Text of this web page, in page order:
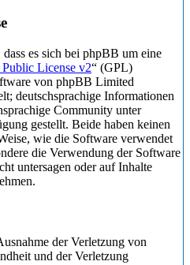
es sich bei phpBB um eine
License v2“ (GPL)
von phpBB Limited
deutschsprachige Informationen
Community unter
gestellt. Beide haben keinen
wie die Software verwendet
die Verwendung der Software
untersagen oder auf Inhalte
der Verletzung von
und der Verletzung